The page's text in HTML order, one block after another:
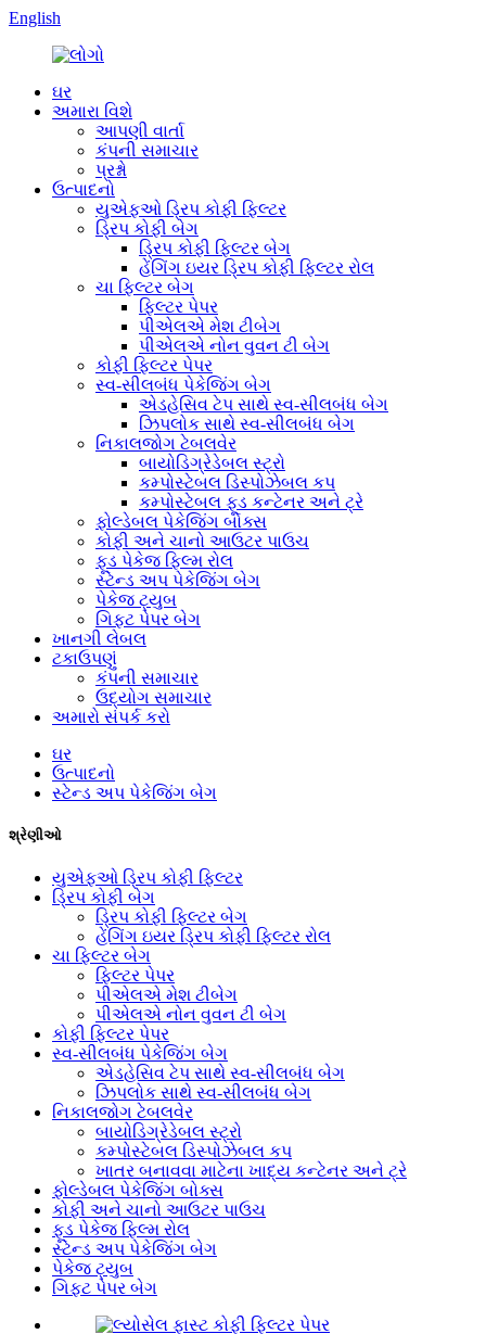
English
ઘર
અમારા વિશે
આપણી વાર્તા
કંપની સમાચાર
પ્રશ્નો
ઉત્પાદનો
યુએફઓ ડ્રિપ કોફી ફિલ્ટર
ડ્રિપ કોફી બેગ
ડ્રિપ કોફી ફિલ્ટર બેગ
હેંગિંગ ઇયર ડ્રિપ કોફી ફિલ્ટર રોલ
ચા ફિલ્ટર બેગ
ફિલ્ટર પેપર
પીએલએ મેશ ટીબેગ
પીએલએ નોન વુવન ટી બેગ
કોફી ફિલ્ટર પેપર
સ્વ-સીલબંધ પેકેજિંગ બેગ
એડહેસિવ ટેપ સાથે સ્વ-સીલબંધ બેગ
ઝિપલોક સાથે સ્વ-સીલબંધ બેગ
નિકાલજોગ ટેબલવેર
બાયોડિગ્રેડેબલ સ્ટ્રો
કમ્પોસ્ટેબલ ડિસ્પોઝેબલ કપ
કમ્પોસ્ટેબલ ફૂડ કન્ટેનર અને ટ્રે
ફોલ્ડેબલ પેકેજિંગ બોક્સ
કોફી અને ચાનો આઉટર પાઉચ
ફૂડ પેકેજ ફિલ્મ રોલ
સ્ટેન્ડ અપ પેકેજિંગ બેગ
પેકેજ ટ્યુબ
ગિફ્ટ પેપર બેગ
ખાનગી લેબલ
ટકાઉપણું
કંપની સમાચાર
ઉદ્યોગ સમાચાર
અમારો સંપર્ક કરો
ઘર
ઉત્પાદનો
સ્ટેન્ડ અપ પેકેજિંગ બેગ
શ્રેણીઓ
યુએફઓ ડ્રિપ કોફી ફિલ્ટર
ડ્રિપ કોફી બેગ
ડ્રિપ કોફી ફિલ્ટર બેગ
હેંગિંગ ઇયર ડ્રિપ કોફી ફિલ્ટર રોલ
ચા ફિલ્ટર બેગ
ફિલ્ટર પેપર
પીએલએ મેશ ટીબેગ
પીએલએ નોન વુવન ટી બેગ
કોફી ફિલ્ટર પેપર
સ્વ-સીલબંધ પેકેજિંગ બેગ
એડહેસિવ ટેપ સાથે સ્વ-સીલબંધ બેગ
ઝિપલોક સાથે સ્વ-સીલબંધ બેગ
નિકાલજોગ ટેબલવેર
બાયોડિગ્રેડેબલ સ્ટ્રો
કમ્પોસ્ટેબલ ડિસ્પોઝેબલ કપ
ખાતર બનાવવા માટેના ખાદ્ય કન્ટેનર અને ટ્રે
ફોલ્ડેબલ પેકેજિંગ બોક્સ
કોફી અને ચાનો આઉટર પાઉચ
ફૂડ પેકેજ ફિલ્મ રોલ
સ્ટેન્ડ અપ પેકેજિંગ બેગ
પેકેજ ટ્યુબ
ગિફ્ટ પેપર બેગ